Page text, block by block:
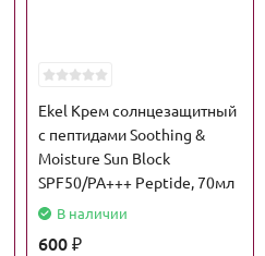
Ekel Крем солнцезащитный
с пептидами Soothing &
Moisture Sun Block
SPF50/PA+++ Peptide, 70мл
В наличии
600 ₽